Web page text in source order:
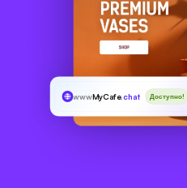
wwwMyCafe.chat Доступно!